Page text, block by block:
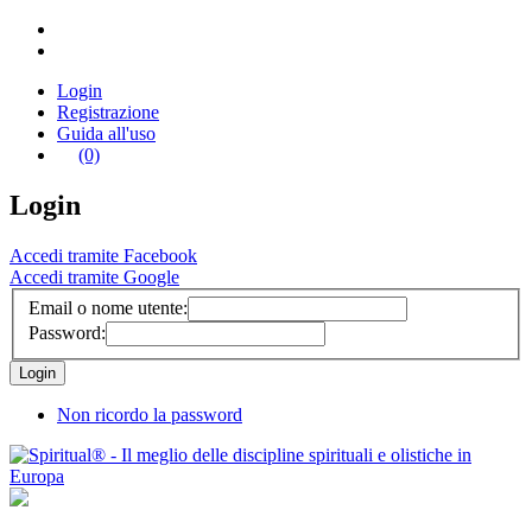
Login
Registrazione
Guida all'uso
(0)
Login
Accedi tramite Facebook
Accedi tramite Google
Email o nome utente:
Password:
Non ricordo la password